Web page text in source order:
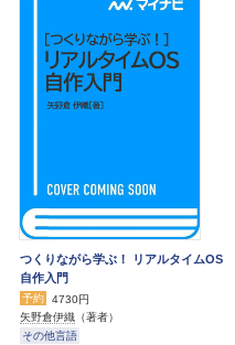
つくりながら学ぶ！ リアルタイムOS
自作入門
予約
4730円
矢野倉伊織 （著者）
その他言語